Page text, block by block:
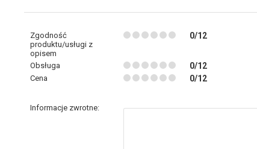
Zgodność
produktu/usługi z
opisem
0/12
Obsługa 0/12
Cena 0/12
Informacje zwrotne: